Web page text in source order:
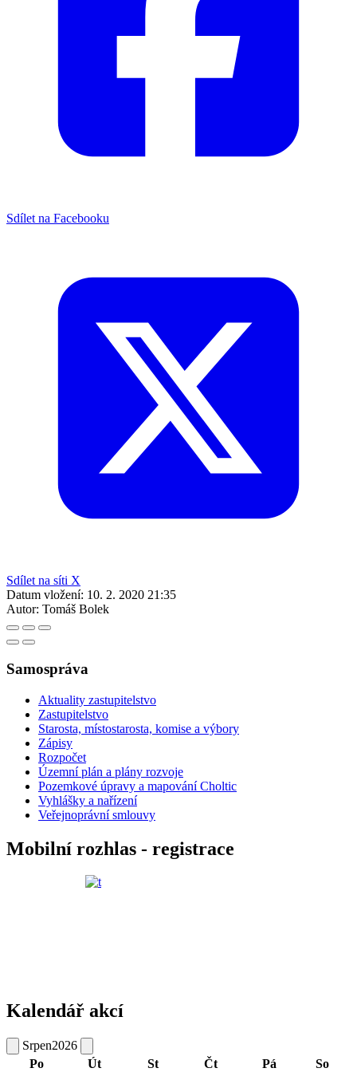
Sdílet na Facebooku
Sdílet na síti X
Datum vložení: 10. 2. 2020 21:35
Autor: Tomáš Bolek
Samospráva
Aktuality zastupitelstvo
Zastupitelstvo
Starosta, místostarosta, komise a výbory
Zápisy
Rozpočet
Územní plán a plány rozvoje
Pozemkové úpravy a mapování Choltic
Vyhlášky a nařízení
Veřejnoprávní smlouvy
Mobilní rozhlas - registrace
Kalendář akcí
Srpen2026
Po
Út St Čt Pá So